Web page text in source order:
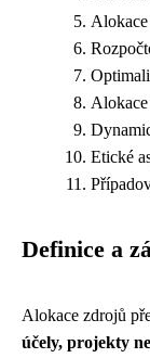
Etické
Definice a
Alokace zdrojů
účely, projekty